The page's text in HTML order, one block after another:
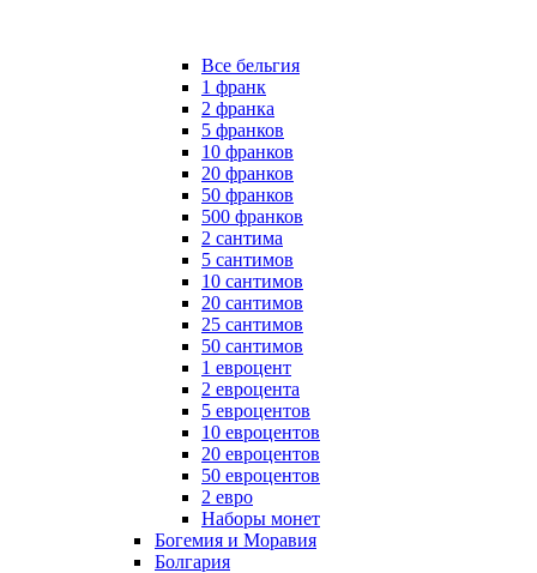
Все бельгия
1 франк
2 франка
5 франков
10 франков
20 франков
50 франков
500 франков
2 сантима
5 сантимов
10 сантимов
20 сантимов
25 сантимов
50 сантимов
1 евроцент
2 евроцента
5 евроцентов
10 евроцентов
20 евроцентов
50 евроцентов
2 евро
Наборы монет
Богемия и Моравия
Болгария